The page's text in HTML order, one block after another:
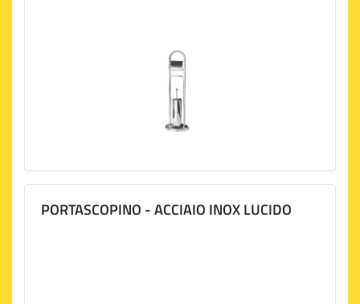
PORTASCOPINO - ACCIAIO INOX LUCIDO